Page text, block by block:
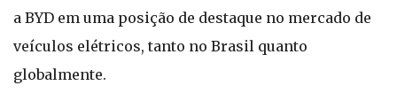
a BYD em uma posição de destaque no mercado de
veículos elétricos, tanto no Brasil quanto
globalmente.